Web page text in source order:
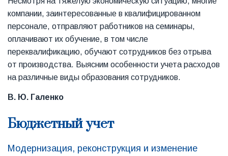
компании, заинтересованные в квалифицированном
персонале, отправляют работников на семинары,
оплачивают их обучение, в том числе
переквалификацию, обучают сотрудников без отрыва
от производства. Выясним особенности учета расходов
на различные виды образования сотрудников.
В. Ю. Галенко
Бюджетный учет
Модернизация, реконструкция и изменение